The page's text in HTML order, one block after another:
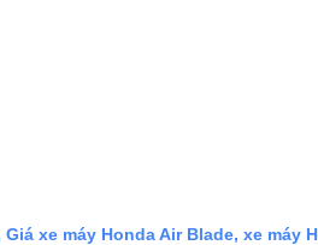
xe máy Honda Air Blade, xe máy